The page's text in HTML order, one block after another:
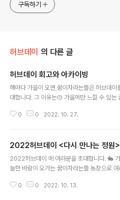
구독하기
허브데이 의 다른 글
허브데이 회고와 아카이빙
해마다 가을이 오면,꿈이자라는뜰은 허브데이
대합니다. 그 이유는① 가을에만 느낄 수 있는
울리는 기회를 만들고 싶기 때문입니다.여러분
갈게요.https://forms.gle/
2024 허브데이 신나는 정원초대글
www.greencarefarm.org/3192023 허브
0 0 2022. 10. 27.
2022허브데이 <다시 만나는 정원>
2022허브데이 에 여러분을 초대합니다. 🐇
늘한 바람이 오가는 꿈이자라는뜰 농장으로 여
사람들을 다시 만나기 시작해도 좋을 것 같습니
0 0 2022. 10. 13.